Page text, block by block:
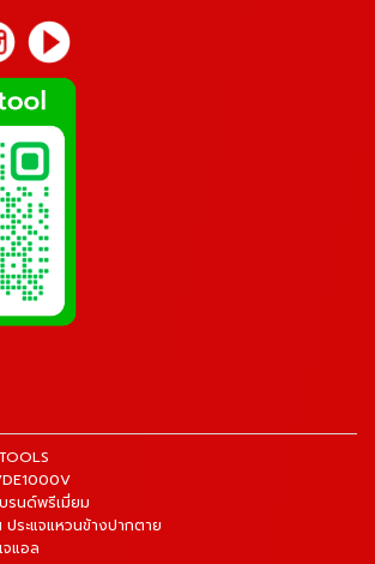
รนด์พรีเมี่ยม
ประแจแหวนข้างปากตาย
จแอล